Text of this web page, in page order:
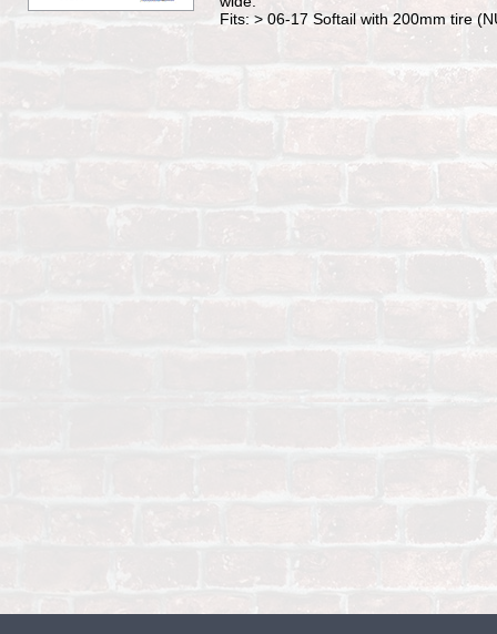
Fits: > 06-17 Softail with 200mm tire